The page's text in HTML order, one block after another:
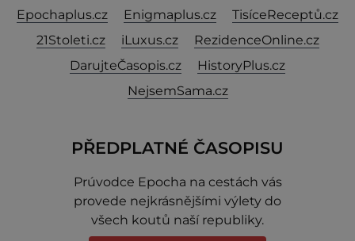
Epochaplus.cz
Enigmaplus.cz
TisíceReceptů.cz
21Stoleti.cz
iLuxus.cz
RezidenceOnline.cz
DarujteČasopis.cz
HistoryPlus.cz
NejsemSama.cz
PŘEDPLATNÉ ČASOPISU
Prúvodce Epocha na cestách vás
provede nejkrásnějšími výlety do
všech koutů naší republiky.